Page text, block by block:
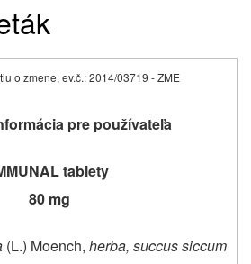
o zmene, ev.č.: 2014/03719 - ZME
pre používateľa
tablety
80 mg
(L.) Moench, herba, succus siccum